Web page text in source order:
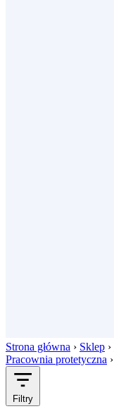
Strona główna › Sklep ›
Pracownia protetyczna ›
Filtry